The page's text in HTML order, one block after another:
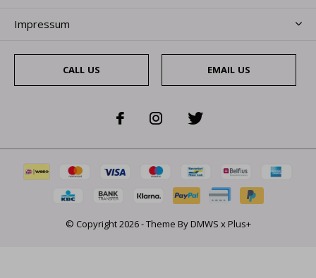
Impressum
CALL US EMAIL US
© Copyright2026- Theme ByDMWS xPlus+